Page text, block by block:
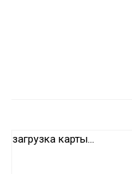
загрузка карты...